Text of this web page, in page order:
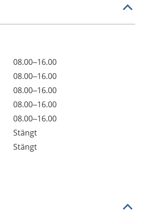
08.00–16.00
08.00–16.00
08.00–16.00
08.00–16.00
08.00–16.00
Stängt
Stängt